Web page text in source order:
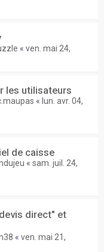
« ven. mai 24,
les utilisateurs
« lun. avr. 04,
de caisse
« sam. juil. 24,
direct" et
« ven. mai 21,